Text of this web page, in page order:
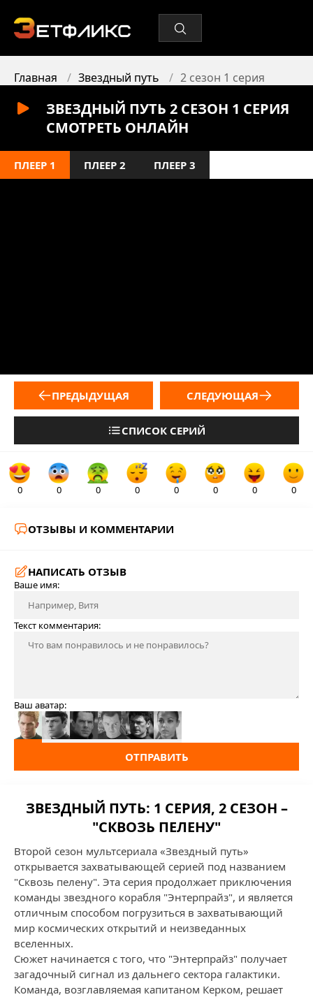
Главная Звездный путь 2 сезон 1 серия
ЗВЕЗДНЫЙ ПУТЬ 2 СЕЗОН 1 СЕРИЯ
СМОТРЕТЬ ОНЛАЙН
ПЛЕЕР 1 ПЛЕЕР 2 ПЛЕЕР 3
ПРЕДЫДУЩАЯ
СПИСОК СЕРИЙ
СЛЕДУЮЩАЯ
0 0 0 0 0 0 0 0
ОТЗЫВЫ И КОММЕНТАРИИ
НАПИСАТЬ ОТЗЫВ
Ваше имя:
Текст комментария:
Ваш аватар:
ОТПРАВИТЬ
ЗВЕЗДНЫЙ ПУТЬ: 1 СЕРИЯ, 2 СЕЗОН –
"СКВОЗЬ ПЕЛЕНУ"
Второй сезон мультсериала «Звездный путь»
открывается захватывающей серией под названием
"Сквозь пелену". Эта серия продолжает приключения
команды звездного корабля "Энтерпрайз", и является
отличным способом погрузиться в захватывающий
мир космических открытий и неизведанных
вселенных.
Сюжет начинается с того, что "Энтерпрайз" получает
загадочный сигнал из дальнего сектора галактики.
Команда, возглавляемая капитаном Керком, решает